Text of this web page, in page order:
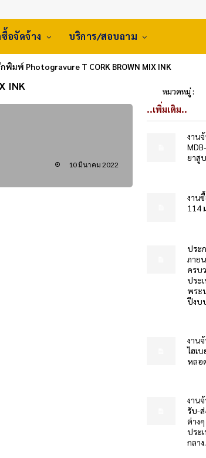
อจัดจ้าง บริการ/สอบถาม
มพ์ Photogravure T CORK BROWN MIX INK
INK หมวดหมู่ :
10 มีนาคม 2022
..เพิ่มเติม..
งาน
ยาสู
งาน
114
ประ
ภาย
ครบ
ประ
พระ
ปีงบ
งาน
ไฮเ
หลอด
งาน
รับ-ส่
ต่าง
ประ
กลาง...